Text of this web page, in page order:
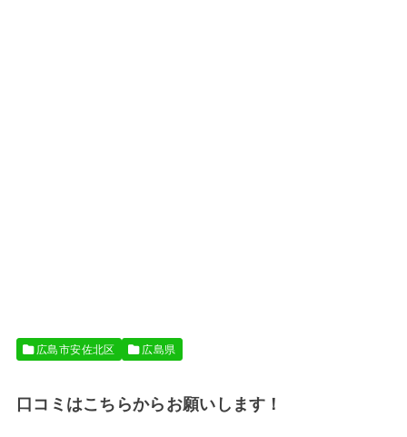
広島市安佐北区 広島県
口コミはこちらからお願いします！